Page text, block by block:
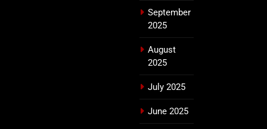
September
2025
August
2025
July 2025
June 2025